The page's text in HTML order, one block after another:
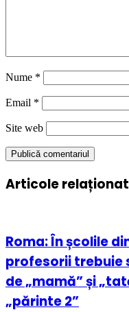
Nume *
Email *
Site web
Articole
Roma: În școlile
profesorii trebuie
de „mamă” și
„părinte 2”